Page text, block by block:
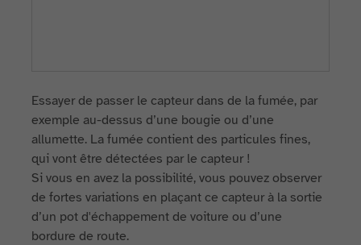
Essayer de passer le capteur dans de la fumée, par
exemple au-dessus d’une bougie ou d’une
allumette. La fumée contient des particules fines,
qui vont être détectées par le capteur !
Si vous en avez la possibilité, vous pouvez observer
de fortes variations en plaçant ce capteur à la sortie
d’un pot d'échappement de voiture ou d’une
bordure de route.